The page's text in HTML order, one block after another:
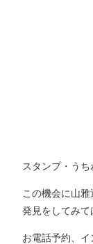
スタンプ・うち
この機会に山
発見をしてみて
お電話予約、